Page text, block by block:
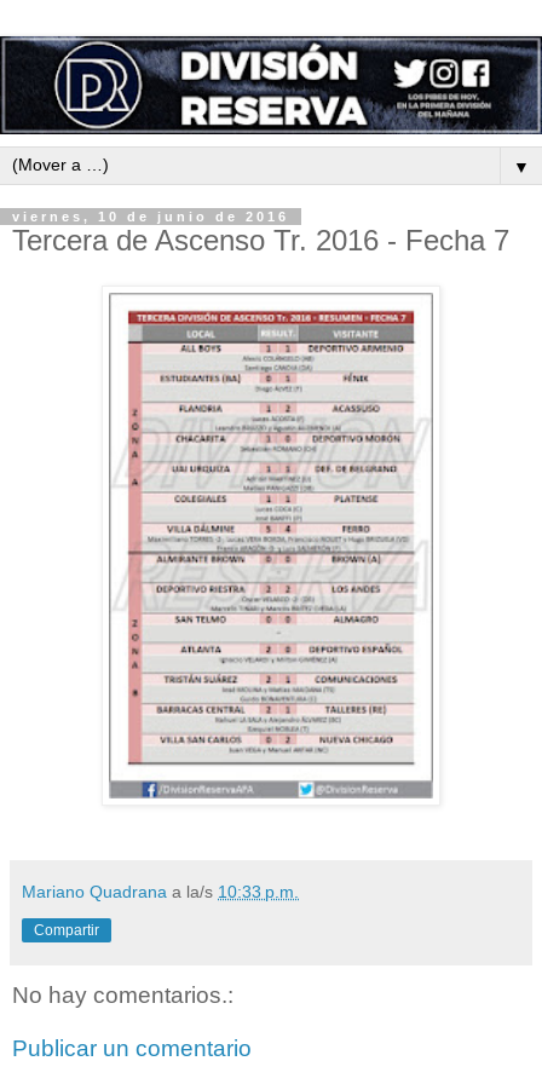
▼
viernes, 10 de junio de 2016
Tercera de Ascenso Tr. 2016 - Fecha 7
Mariano Quadrana a la/s 10:33 p.m.
Compartir
No hay comentarios.:
Publicar un comentario